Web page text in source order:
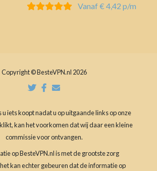
Vanaf € 4,42 p/m
Copyright © BesteVPN.nl 2026
iets koopt nadat u op uitgaande links op onze
kan het voorkomen dat wij daar een kleine
commissie voor ontvangen.
op BesteVPN.nl is met de grootste zorg
kan echter gebeuren dat de informatie op